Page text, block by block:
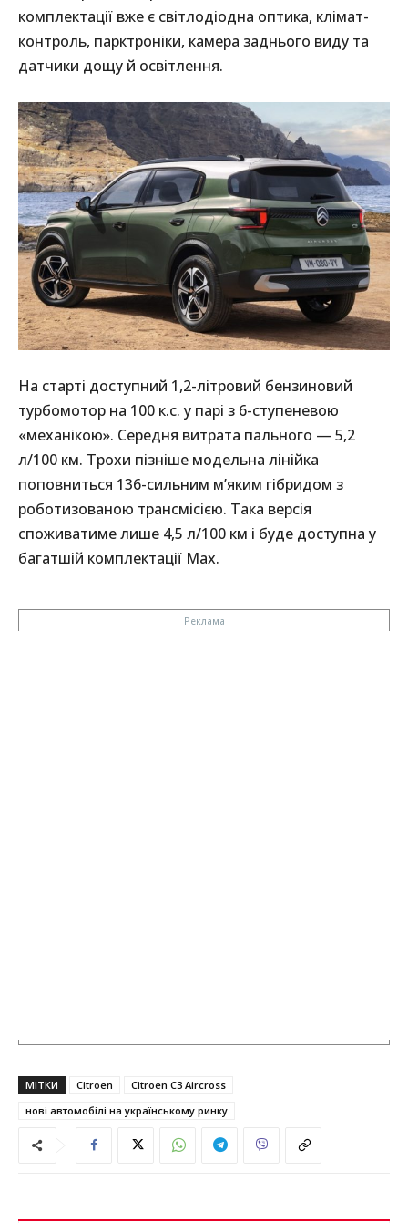
комплектації вже є світлодіодна оптика, клімат-
контроль, парктроніки, камера заднього виду та
датчики дощу й освітлення.
На старті доступний 1,2-літровий бензиновий
турбомотор на 100 к.с. у парі з 6-ступеневою
«механікою». Середня витрата пального — 5,2
л/100 км. Трохи пізніше модельна лінійка
поповниться 136-сильним м’яким гібридом з
роботизованою трансмісією. Така версія
споживатиме лише 4,5 л/100 км і буде доступна у
багатшій комплектації Max.
МІТКИ Citroen
Citroen C3 Aircross
нові автомобілі на українському ринку